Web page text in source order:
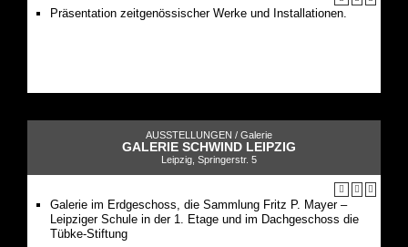
Präsentation zeitgenössischer Werke und Installationen.
AUSSTELLUNGEN / Galerie
GALERIE SCHWIND LEIPZIG
Leipzig, Springerstr. 5
Galerie im Erdgeschoss, die Sammlung Fritz P. Mayer –
Leipziger Schule in der 1. Etage und im Dachgeschoss die
Tübke-Stiftung